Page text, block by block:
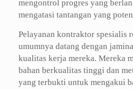
mengontrol progres yang
mengatasi tantangan yang
Pelayanan kontraktor spesialis
umumnya datang dengan
kualitas kerja mereka. Mereka
bahan berkualitas tinggi dan
yang terbukti untuk mengakui